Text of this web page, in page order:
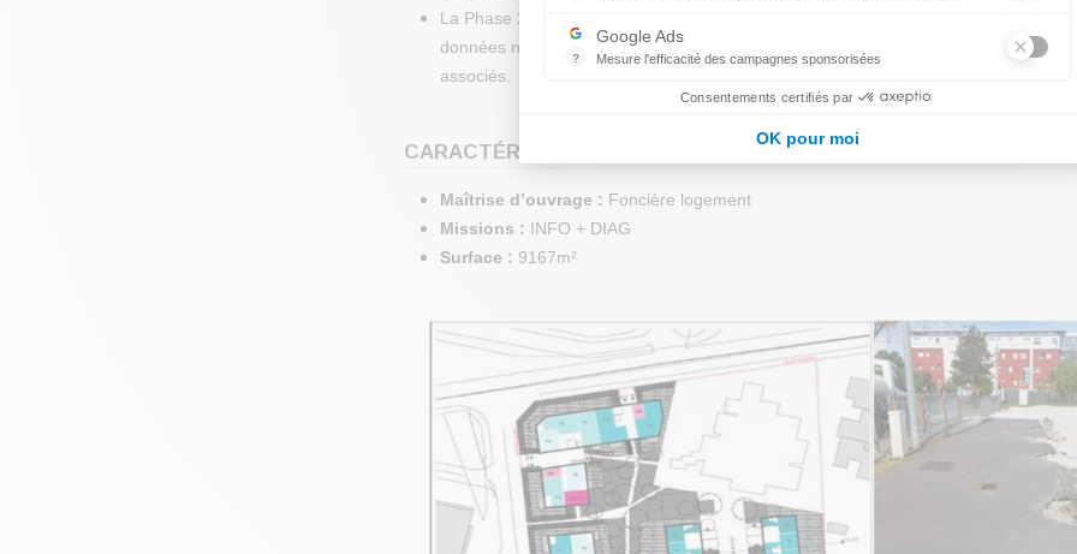
La Phase 2 (mission « DIAG » comportant les prestations A200, A210 et A270),
données nécessaires pour juger de l’état Des milieux et approcher l’évaluation des
associés.
CARACTÉRISTIQUES :
Maîtrise d’ouvrage : Foncière logement
Missions : INFO + DIAG
Surface : 9167m²
Indispensable pour piloter notre site internet, il permet de mesurer
?
Google Ads
Mesure l'efficacité des campagnes sponsorisées
Consentements certifiés par
OK pour moi